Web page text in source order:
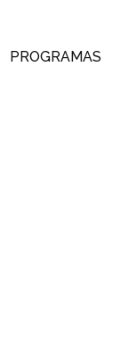
PROGRAMAS